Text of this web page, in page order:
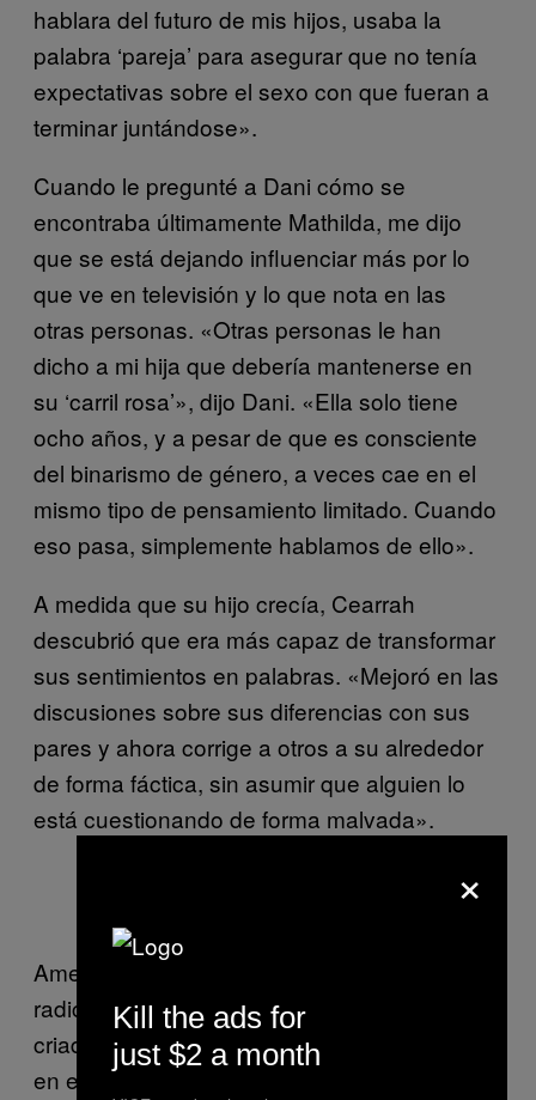
hablara del futuro de mis hijos, usaba la
palabra ‘pareja’ para asegurar que no tenía
expectativas sobre el sexo con que fueran a
terminar juntándose».
Cuando le pregunté a Dani cómo se
encontraba últimamente Mathilda, me dijo
que se está dejando influenciar más por lo
que ve en televisión y lo que nota en las
otras personas. «Otras personas le han
dicho a mi hija que debería mantenerse en
su ‘carril rosa’», dijo Dani. «Ella solo tiene
ocho años, y a pesar de que es consciente
del binarismo de género, a veces cae en el
mismo tipo de pensamiento limitado. Cuando
eso pasa, simplemente hablamos de ello».
A medida que su hijo crecía, Cearrah
descubrió que era más capaz de transformar
sus sentimientos en palabras. «Mejoró en las
discusiones sobre sus diferencias con sus
pares y ahora corrige a otros a su alrededor
de forma fáctica, sin asumir que alguien lo
está cuestionando de forma malvada».
Amelia es una artista de
radicada en Berlín. Le pregunté cómo fue ser
criada en género neutro. «A diario, los niños
en el colegio me decían cosas como, ‘No
×
Kill the ads for
just $2 a month